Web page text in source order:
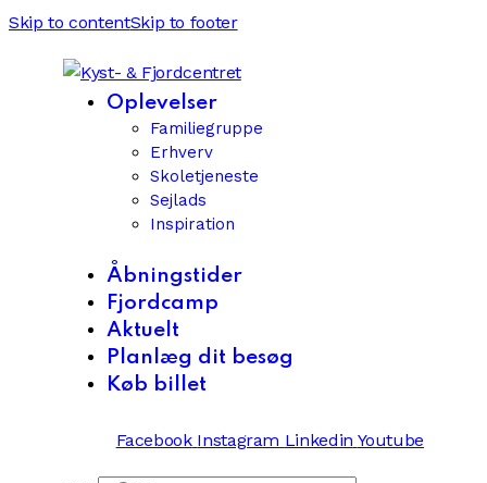
Skip to contentSkip to footer
Oplevelser
Familiegruppe
Erhverv
Skoletjeneste
Sejlads
Inspiration
Åbningstider
Fjordcamp
Aktuelt
Planlæg dit besøg
Køb billet
Facebook Instagram Linkedin Youtube